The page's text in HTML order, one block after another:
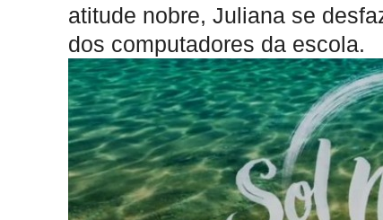
atitude nobre, Juliana se
dos computadores da escola.